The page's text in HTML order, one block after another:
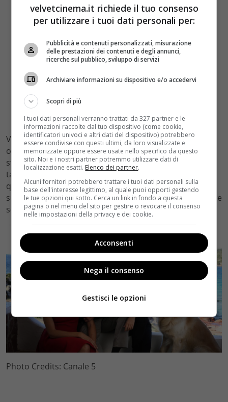
Vi ricordiamo che L’Isola di Pietro, oltre ad andare on
onda la domenica su Canale 5, si può anche vedere in
streaming sul sito ufficiale di Mediaset, e sull’app per
tablet e smartphone e per chi non potesse guardare
questo splendido racconto in diretta dal lunedì
successivo all’episodio è possibile recuperare le puntate
sempre in streaming.
Photo Credits: Canale 5
velvetcinema.it richiede il tuo consenso
per utilizzare i tuoi dati personali per:
Pubblicità e contenuti personalizzati, misurazione
delle prestazioni dei contenuti e degli annunci,
ricerche sul pubblico, sviluppo di servizi
Archiviare informazioni su dispositivo e/o accedervi
Scopri di più
I tuoi dati personali verranno trattati da 327 partner e le
informazioni raccolte dal tuo dispositivo (come cookie,
identificatori univoci e altri dati del dispositivo) potrebbero
essere condivise con questi ultimi, da loro visualizzate e
memorizzate oppure essere usate nello specifico da questo
sito. Noi e i nostri partner potremmo utilizzare dati di
localizzazione esatti. Elenco dei partner.
Alcuni fornitori potrebbero trattare i tuoi dati personali sulla
base dell'interesse legittimo, al quale puoi opporti gestendo
le tue opzioni qui sotto. Cerca un link in fondo a questa
pagina o nel menu del sito per gestire o revocare il consenso
nelle impostazioni della privacy e dei cookie.
Acconsenti
Nega il consenso
Gestisci le opzioni